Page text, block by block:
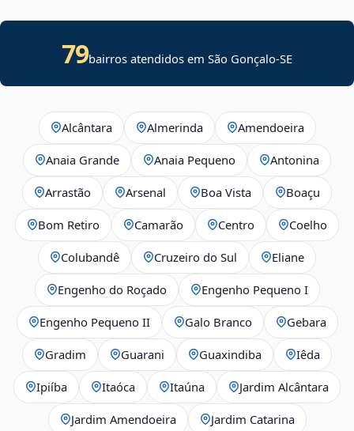
79bairros atendidos emSão Gonçalo-SE
Alcântara Almerinda Amendoeira
Anaia Grande Anaia Pequeno Antonina
Arrastão Arsenal Boa Vista Boaçu
Bom Retiro Camarão Centro Coelho
Colubandê Cruzeiro do Sul Eliane
Engenho do Roçado Engenho Pequeno I
Engenho Pequeno II Galo Branco Gebara
Gradim Guarani Guaxindiba Iêda
Ipiíba Itaóca Itaúna Jardim Alcântara
Jardim Amendoeira Jardim Catarina